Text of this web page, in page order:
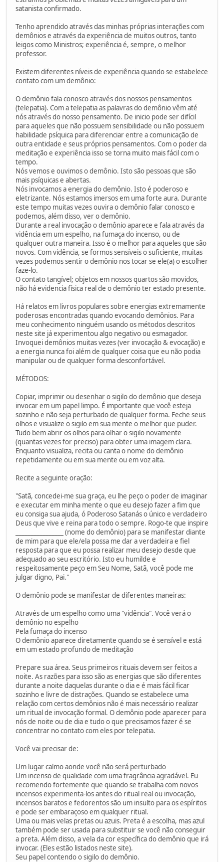
satanista confirmado.
Tenho aprendido através das minhas próprias interações com
demônios e através da experiência de muitos outros, tanto
leigos como Ministros; experiência é, sempre, o melhor
professor.
Existem diferentes níveis de experiência quando se estabelece
contato com um demônio:
O demônio fala conosco através dos nossos pensamentos
(telepatia). Com a telepatia as palavras do demônio vêm até
nós através do nosso pensamento. De inicio pode ser difícil
para aqueles que não possuem sensibilidade ou não possuem
habilidade psíquica para diferenciar entre a comunicação de
outra entidade e seus próprios pensamentos. Com o poder da
meditação e experiência isso se torna muito mais fácil com o
tempo.
Nós vemos e ouvimos o demônio. Isto são pessoas que são
mais psíquicas e abertas.
Nós invocamos a energia do demônio. Isto é poderoso e
eletrizante. Nós estamos imersos em uma forte aura. Durante
este tempo muitas vezes ouvira o demônio falar conosco e
podemos, além disso, ver o demônio.
Durante a real invocação o demônio aparece e fala através da
vidência em um espelho, na fumaça do incenso, ou de
qualquer outra maneira. Isso é o melhor para aqueles que são
novos. Com vidência, se formos sensíveis o suficiente, muitas
vezes podemos sentir o demônio nos tocar se ele(a) o escolher
faze-lo.
O contato tangível; objetos em nossos quartos são movidos,
não há evidencia física real de o demônio ter estado presente.
Há relatos em livros populares sobre energias extremamente
poderosas encontradas quando evocando demônios. Para
meu conhecimento ninguém usando os métodos descritos
neste site já experimentou algo negativo ou esmagador.
Invoquei demônios muitas vezes (ver invocação & evocação) e
a energia nunca foi além de qualquer coisa que eu não podia
manipular ou de qualquer forma desconfortável.
MÉTODOS:
Copiar, imprimir ou desenhar o sigilo do demônio que deseja
invocar em um papel limpo. É importante que você esteja
sozinho e não seja perturbado de qualquer forma. Feche seus
olhos e visualize o sigilo em sua mente o melhor que puder.
Tudo bem abrir os olhos para olhar o sigilo novamente
(quantas vezes for preciso) para obter uma imagem clara.
Enquanto visualiza, recita ou canta o nome do demônio
repetidamente ou em sua mente ou em voz alta.
Recite a seguinte oração:
"Satã, concedei-me sua graça, eu lhe peço o poder de imaginar
e executar em minha mente o que eu desejo fazer a fim que
eu consiga sua ajuda, ó Poderoso Satanás o único e verdadeiro
Deus que vive e reina para todo o sempre. Rogo-te que inspire
________________ (nome do demônio) para se manifestar diante
de mim para que ele/ela possa me dar a verdadeira e fiel
resposta para que eu possa realizar meu desejo desde que
adequado ao seu escritório. Isto eu humilde e
respeitosamente peço em Seu Nome, Satã, você pode me
julgar digno, Pai."
O demônio pode se manifestar de diferentes maneiras:
Através de um espelho como uma "vidência". Você verá o
demônio no espelho
Pela fumaça do incenso
O demônio aparece diretamente quando se é sensível e está
em um estado profundo de meditação
Prepare sua área. Seus primeiros rituais devem ser feitos a
noite. As razões para isso são as energias que são diferentes
durante a noite daquelas durante o dia e é mais fácil ficar
sozinho e livre de distrações. Quando se estabelece uma
relação com certos demônios não é mais necessário realizar
um ritual de invocação formal. O demônio pode aparecer para
nós de noite ou de dia e tudo o que precisamos fazer é se
concentrar no contato com eles por telepatia.
Você vai precisar de:
Um lugar calmo aonde você não será perturbado
Um incenso de qualidade com uma fragrância agradável. Eu
recomendo fortemente que quando se trabalha com novos
incensos experimenta-los antes do ritual real ou invocação,
incensos baratos e fedorentos são um insulto para os espíritos
e pode ser embaraçoso em qualquer ritual.
Uma ou mais velas pretas ou azuis. Preta é a escolha, mas azul
também pode ser usada para substituir se você não conseguir
a preta. Além disso, a vela da cor específica do demônio que irá
invocar. (Eles estão listados neste site).
Seu papel contendo o sigilo do demônio.